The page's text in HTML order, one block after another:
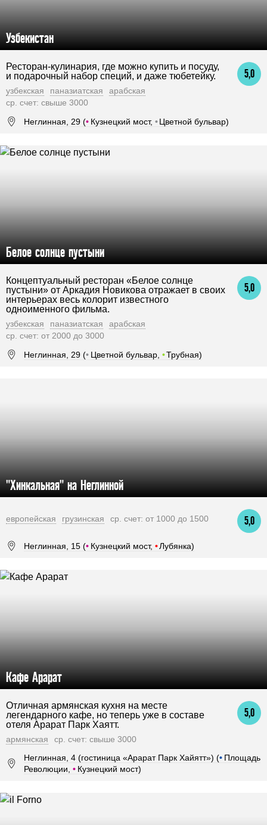
Узбекистан
5,0
Ресторан-кулинария, где можно купить и посуду,
и подарочный набор специй, и даже тюбетейку.
узбекская паназиатская
арабская
ср. счет: свыше 3000
Неглинная, 29 (• Кузнецкий мост, • Цветной бульвар)
Белое солнце пустыни
5,0
Концептуальный ресторан «Белое солнце
пустыни» от Аркадия Новикова отражает в своих
интерьерах весь колорит известного
одноименного фильма.
узбекская паназиатская
арабская
ср. счет: от 2000 до 3000
Неглинная, 29 (• Цветной бульвар, •Трубная)
"Хинкальная" на Неглинной
5,0
европейская грузинская ср. счет: от 1000 до 1500
Неглинная, 15 (• Кузнецкий мост, •Лубянка)
Кафе Арарат
5,0
Отличная армянская кухня на месте
легендарного кафе, но теперь уже в составе
отеля Арарат Парк Хаятт.
армянская
ср. счет: свыше 3000
Неглинная, 4 (гостиница «Арарат Парк Хайятт») (• Площадь
Революции, • Кузнецкий мост)